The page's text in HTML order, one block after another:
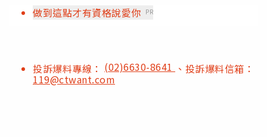
做到這點才有資格說愛你 PR
投訴爆料專線： (02)6630-8641 、投訴爆料信箱：
119@ctwant.com